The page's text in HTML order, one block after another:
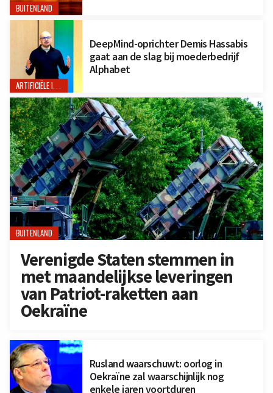
BUITENLAND
ARTIFICIËLE INTELLIGENTIE
DeepMind-oprichter Demis Hassabis
gaat aan de slag bij moederbedrijf
Alphabet
BUITENLAND
Verenigde Staten stemmen in
met maandelijkse leveringen
van Patriot-raketten aan
Oekraïne
Rusland waarschuwt: oorlog in
Oekraïne zal waarschijnlijk nog
enkele jaren voortduren